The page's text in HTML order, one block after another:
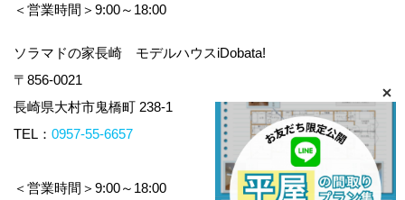
＜営業時間＞9:00～18:00
ソラマドの家長崎 モデルハウスiDobata!
〒856-0021
長崎県大村市鬼橋町 238-1
TEL： 0957-55-6657
＜営業時間＞9:00～18:00